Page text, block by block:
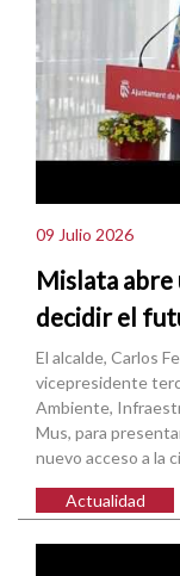
09 Julio 2026
Mislata abre
decidir el
El alcalde, Carlos
vicepresidente
Ambiente,
Mus, para
nuevo acceso a la
Actualidad